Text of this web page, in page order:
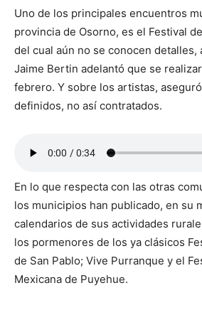
Uno de los principales encuentros
provincia de Osorno, es el Festival
del cual aún no se conocen detalles,
Jaime Bertin adelantó que se
febrero. Y sobre los artistas,
definidos, no así contratados.
En lo que respecta con las otras
los municipios han publicado, en su
calendarios de sus actividades
los pormenores de los ya clásicos
de San Pablo; Vive Purranque y el
Mexicana de Puyehue.